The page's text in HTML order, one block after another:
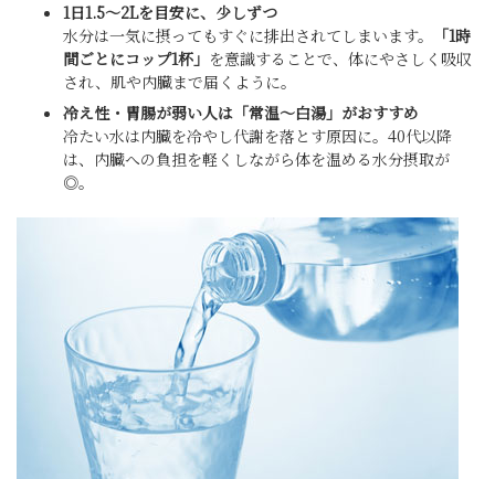
1日1.5〜2Lを目安に、少しずつ
水分は一気に摂ってもすぐに排出されてしまいます。
「1時
間ごとにコップ1杯」 を意識することで、体にやさしく吸収
され、肌や内臓まで届くように。
冷え性・胃腸が弱い人は「常温〜白湯」がおすすめ
冷たい水は内臓を冷やし代謝を落とす原因に。40代以降
は、内臓への負担を軽くしながら体を温める水分摂取が
◎。